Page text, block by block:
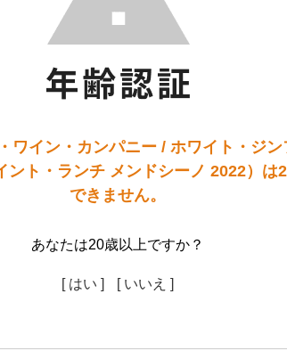
ワイン・カンパニー / ホワイト・ジ
ント・ランチ メンドシーノ 2022）は
できません。
あなたは20歳以上ですか？
[ はい ] [ いいえ ]